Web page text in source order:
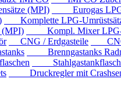
(MPI) Eurogas LPG-
Komplette LPG-
Kompl. Mixer LPG-
CNG / Erdgasteile
Brenngastanks
Druckregler mit